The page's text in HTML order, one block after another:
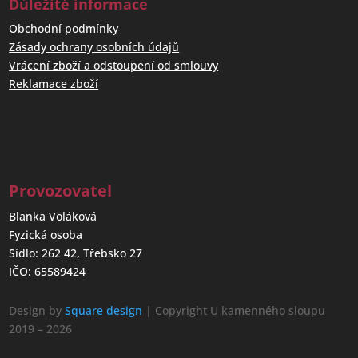
Obchodní podmínky
Zásady ochrany osobních údajů
Vrácení zboží a odstoupení od smlouvy
Reklamace zboží
Provozovatel
Blanka Voláková
Fyzická osoba
Sídlo: 262 42, Třebsko 27
IČO: 65589424
Design bySquare design | Copyright U kamenného sloupu
2019 – 2026